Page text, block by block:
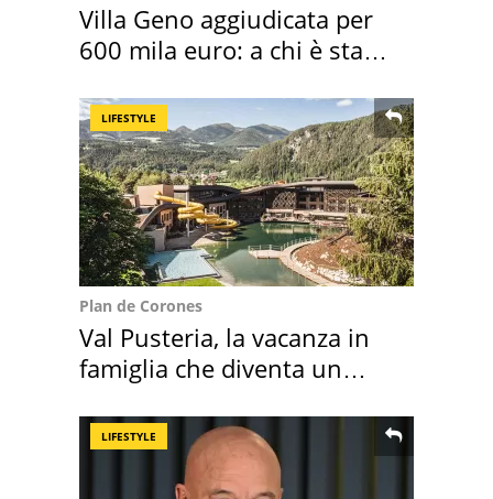
Villa Geno aggiudicata per
600 mila euro: a chi è stata
LIFESTYLE
Plan de Corones
Val Pusteria, la vacanza in
famiglia che diventa un
LIFESTYLE